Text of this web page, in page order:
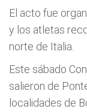
El acto fue
y los atletas
norte de Italia.
Este sábado
salieron de
localidades de